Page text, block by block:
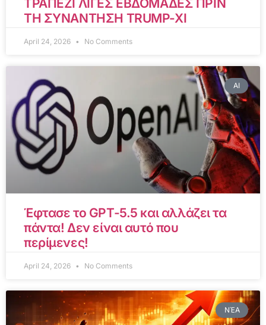
ΤΡΑΠΕΖΙ ΛΙΓΕΣ ΕΒΔΟΜΑΔΕΣ ΠΡΙΝ
ΤΗ ΣΥΝΑΝΤΗΣΗ TRUMP-XI
April 24, 2026 No Comments
AI
Έφτασε το GPT-5.5 και αλλάζει τα
πάντα! Δεν είναι αυτό που
περίμενες!
April 24, 2026 No Comments
ΝΈΑ